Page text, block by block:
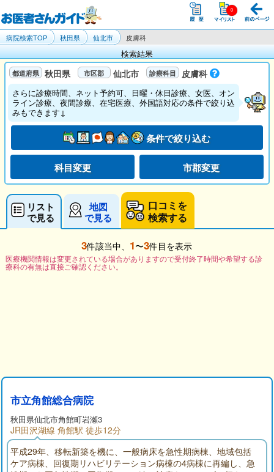
病院検索TOP 秋田県 仙北市 皮膚科
検索結果
秋田県 仙北市 皮膚科
さらに診療時間、ネット予約可、日曜・休日診療、女医、オン
ライン診療、夜間診療、在宅医療、外国語対応の条件で絞り込
みもできます↓
条件で絞り込む
科目変更 市郡変更
リスト
で見る
地図
で見る
口コミを
検索する
3件該当中、 1〜3件目を表示
医療機関情報は変更されている場合がありますので受付終了時間や希望する診
療科の有無は直接ご確認ください。
市立角館総合病院
秋田県仙北市角館町岩瀬3
JR田沢湖線 角館駅 徒歩12分
平成29年、移転新築を機に、一般病床を急性期病棟、地域包括
ケア病棟、回復期リハビリテーション病棟の4病棟に再編し、急